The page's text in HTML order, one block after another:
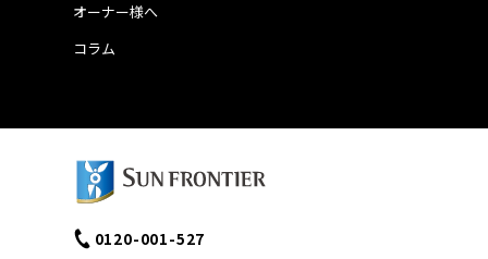
オーナー様へ
コラム
0120-001-527